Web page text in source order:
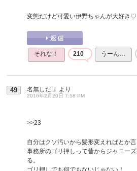
変態だけど可愛い伊野ちゃんが大好き♡
それな！ 210 うーん…
49 名無しだＪ より
2016年2月20日 7:58 PM
>>23
自分はクソ汚いから髪形変えればとか言
事務所のゴリ押しって昔からジャニー
る。
ゴリ押しでも何でもないじゃない！